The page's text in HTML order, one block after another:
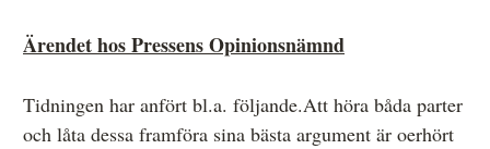
Ärendet hos Pressens Opinionsnämnd
Tidningen har anfört bl.a. följande.Att höra båda parter
och låta dessa framföra sina bästa argument är oerhört